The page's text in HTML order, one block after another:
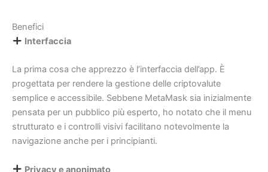
Benefici
Interfaccia
La prima cosa che apprezzo è l’interfaccia dell’app. È
progettata per rendere la gestione delle criptovalute
semplice e accessibile. Sebbene MetaMask sia inizialmente
pensata per un pubblico più esperto, ho notato che il menu
strutturato e i controlli visivi facilitano notevolmente la
navigazione anche per i principianti.
Privacy e anonimato